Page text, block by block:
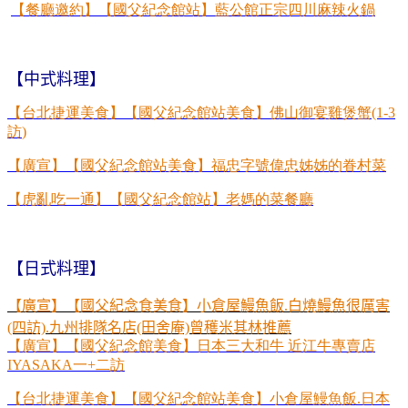
【餐廳邀約】【國父紀念館站】藍公館正宗四川麻辣火鍋
【中式料理】
【台北捷運美食】【國父紀念館站美食】佛山御宴雞煲蟹(1-3
訪)
【廣宣】【國父紀念館站美食】福忠字號偉忠姊姊的眷村菜
【虎亂吃一通】【國父紀念館站】老媽的菜餐廳
【日式料理】
【廣宣】【國父紀念食美食】小倉屋鰻魚飯.白燒鰻魚很厲害
(四訪).九州排隊名店(田舍庵)曾穫米其林推薦
【廣宣】【國父紀念館美食】日本三大和牛 近江牛專賣店
IYASAKA一+二訪
【台北捷運美食】【國父紀念館站美食】小倉屋鰻魚飯. 日本